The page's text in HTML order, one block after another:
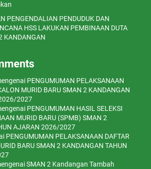
PENGENDALIAN PENDUDUK DAN
HSS LAKUKAN PEMBINAAN DUTA
KANDANGAN
PENGUMUMAN PELAKSANAAN
MURID BARU SMAN 2 KANDANGAN
2027
PENGUMUMAN HASIL SELEKSI
MURID BARU (SPMB) SMAN 2
AJARAN 2026/2027
PENGUMUMAN PELAKSANAAN DAFTAR
BARU SMAN 2 KANDANGAN TAHUN
SMAN 2 Kandangan Tambah